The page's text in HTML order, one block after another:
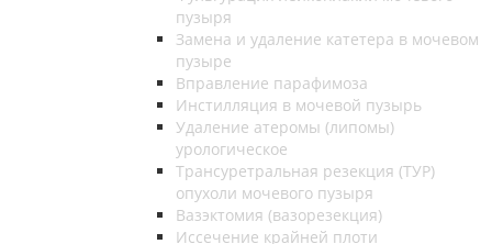
пузыря
Замена и удаление катетера в мочевом
пузыре
Вправление парафимоза
Инстилляция в мочевой пузырь
Удаление атеромы (липомы)
урологическое
Трансуретральная резекция (ТУР)
опухоли мочевого пузыря
Вазэктомия (вазорезекция)
Иссечение крайней плоти